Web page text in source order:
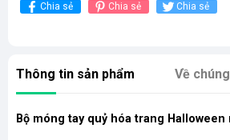
Chia sẻ Chia sẻ Chia sẻ
Thông tin sản phẩm Về
Bộ móng tay quỷ hóa trang Halloween